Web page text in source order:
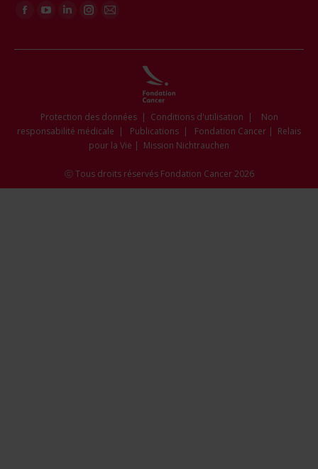
Trouvez nous sur :
Facebook
windowwindow
LinkedIn
window
Instagram
window
Mail
window
Protection des données| Conditions d'utilisation |
Non
responsabilité médicale | Publications | Fondation Cancer | Relais
pour la Vie | Mission Nichtrauchen
ⓒ Tous droits réservés Fondation Cancer 2026